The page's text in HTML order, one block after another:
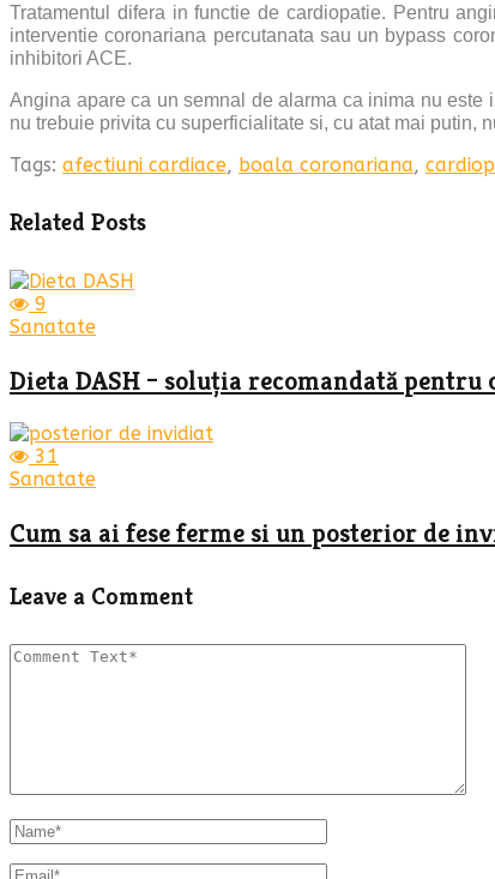
Tratamentul difera in functie de cardiopatie. Pentru
interventie coronariana percutanata sau un bypass
inhibitori ACE.
Angina apare ca un semnal de alarma ca inima nu
nu trebuie privita cu superficialitate si, cu atat mai putin,
Tags: afectiuni cardiace, boala coronariana,
Related Posts
9
Sanatate
Dieta DASH – soluția recomandată pentru
31
Sanatate
Cum sa ai fese ferme si un posterior de
Leave a Comment